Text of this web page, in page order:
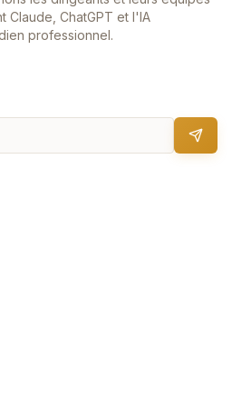
Claude, ChatGPT et l'IA
professionnel.